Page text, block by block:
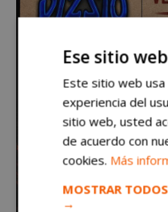
Ese sitio
Este sitio web
experiencia del
sitio web, usted
de acuerdo con
cookies. Más
MOSTRAR
→